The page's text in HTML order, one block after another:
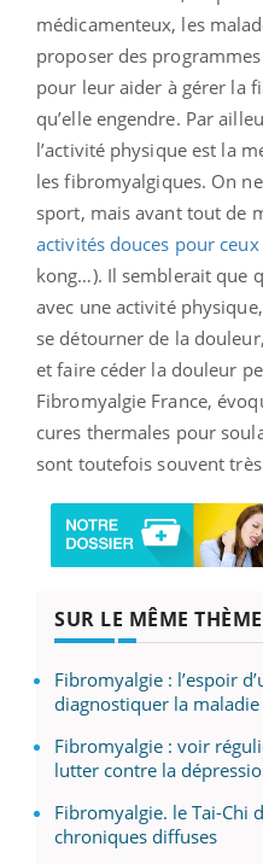
médicamenteux, les
proposer des
pour leur aider à gérer la
qu’elle engendre. Par
l’activité physique est la
les fibromyalgiques. On
sport, mais avant tout de
activités douces pour
kong…). Il semblerait que
avec une activité
se détourner de la
et faire céder la douleur
Fibromyalgie France,
cures thermales pour
sont toutefois souvent
SUR LE MÊME THÈME
Fibromyalgie : l’espoir
diagnostiquer la maladie
Fibromyalgie : voir
lutter contre la
Fibromyalgie. le Tai-Chi
chroniques diffuses